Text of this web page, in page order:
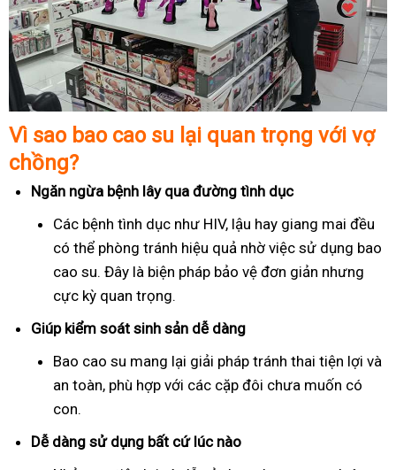
Vì sao bao cao su lại quan trọng với vợ
chồng?
Ngăn ngừa bệnh lây qua đường tình dục
Các bệnh tình dục như HIV, lậu hay giang mai đều
có thể phòng tránh hiệu quả nhờ việc sử dụng bao
cao su. Đây là biện pháp bảo vệ đơn giản nhưng
cực kỳ quan trọng.
Giúp kiểm soát sinh sản dễ dàng
Bao cao su mang lại giải pháp tránh thai tiện lợi và
an toàn, phù hợp với các cặp đôi chưa muốn có
con.
Dễ dàng sử dụng bất cứ lúc nào